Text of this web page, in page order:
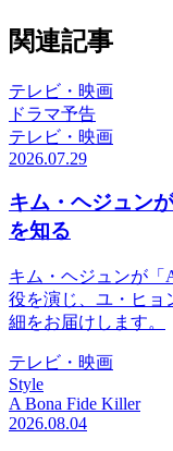
関連記事
テレビ・映画
ドラマ予告
テレビ・映画
2026.07.29
キム・ヘジュン
を知る
キム・ヘジュンが「
役を演じ、ユ・ヒョ
細をお届けします。
テレビ・映画
Style
A Bona Fide Killer
2026.08.04